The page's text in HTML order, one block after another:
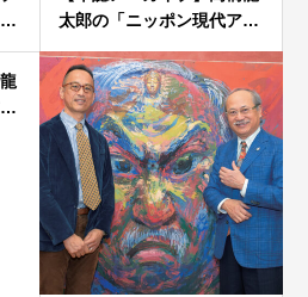
…
太郎の「ニッポン現代ア…
…